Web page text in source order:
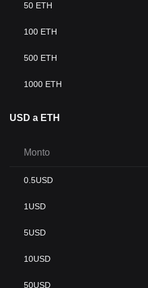
50 ETH
100 ETH
500 ETH
1000 ETH
USD a ETH
Monto
0.5USD
1 USD
5USD
10USD
50USD